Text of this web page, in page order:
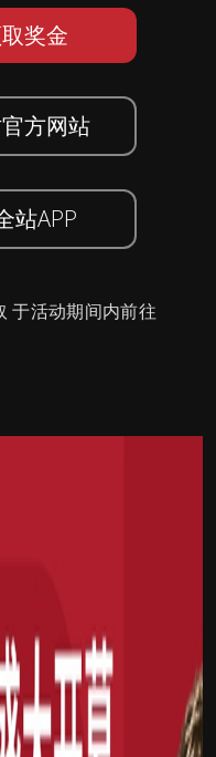
奖金
方网站
站APP
于活动期间内前往